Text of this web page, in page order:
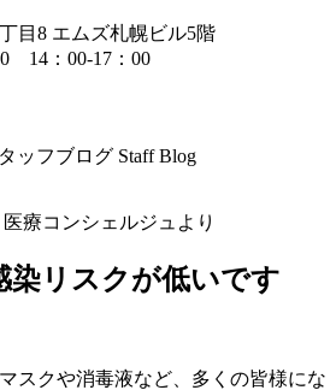
目8 エムズ札幌ビル5階
14：00-17：00
ッフブログ Staff Blog
療コンシェルジュより
染リスクが低いです
スクや消毒液など、多くの皆様にな